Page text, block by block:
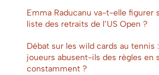
Emma Raducanu va-t-elle figurer
liste des retraits de l’US Open ?
Débat sur les wild cards au tennis
joueurs abusent-ils des règles en
constamment ?